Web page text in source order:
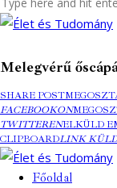
Melegvérű
SHARE POST
FACEBOOKON
TWITTERENELKÜLD
CLIPBOARDLINK
Főoldal